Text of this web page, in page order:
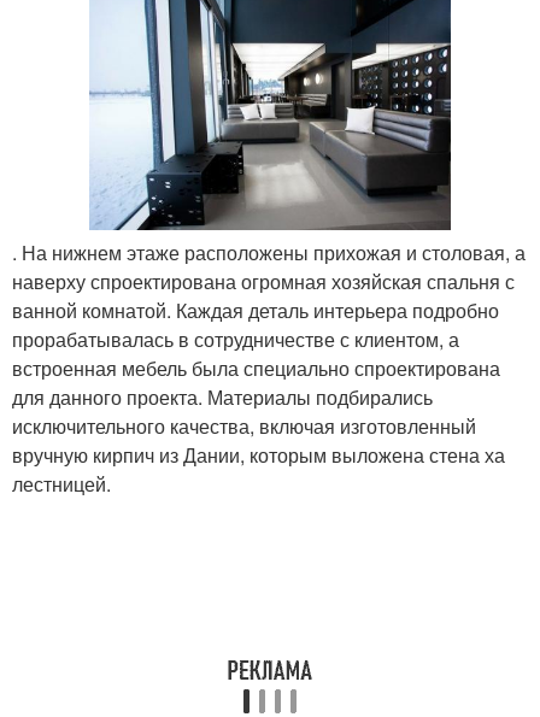
. На нижнем этаже расположены прихожая и столовая, а
наверху спроектирована огромная хозяйская спальня с
ванной комнатой. Каждая деталь интерьера подробно
прорабатывалась в сотрудничестве с клиентом, а
встроенная мебель была специально спроектирована
для данного проекта. Материалы подбирались
исключительного качества, включая изготовленный
вручную кирпич из Дании, которым выложена стена ха
лестницей.